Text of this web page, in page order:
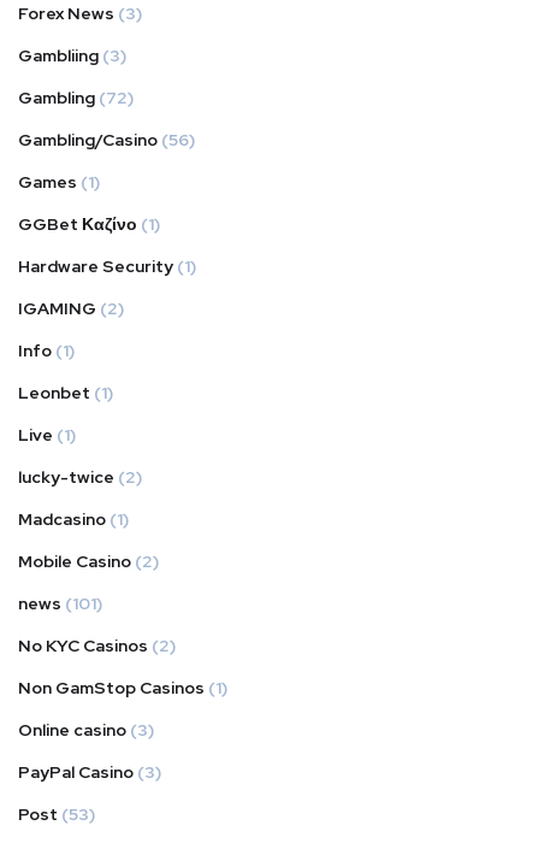
Forex News (3)
Gambliing (3)
Gambling (72)
Gambling/Casino (56)
Games (1)
GGBet Καζίνο (1)
Hardware Security (1)
IGAMING (2)
Info (1)
Leonbet (1)
Live (1)
lucky-twice (2)
Madcasino (1)
Mobile Casino (2)
news (101)
No KYC Casinos (2)
Non GamStop Casinos (1)
Online casino (3)
PayPal Casino (3)
Post (53)